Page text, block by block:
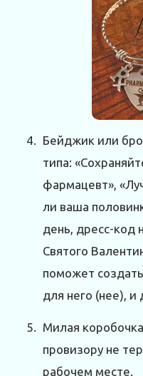
Бейджик или
типа:
фармацевт»,
ли ваша
день, дресс-код
Святого
поможет
для него (нее), и
Милая
провизору не
рабочем месте.